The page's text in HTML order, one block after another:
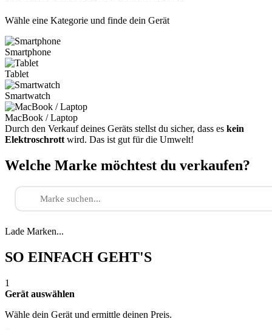
Wähle eine Kategorie und finde dein Gerät
Smartphone
Tablet
Smartwatch
MacBook / Laptop
Durch den Verkauf deines Geräts stellst du sicher, dass es kein
Elektroschrott wird. Das ist gut für die Umwelt!
Welche Marke möchtest du verkaufen?
Lade Marken...
SO EINFACH GEHT'S
1
Gerät auswählen
Wähle dein Gerät und ermittle deinen Preis.